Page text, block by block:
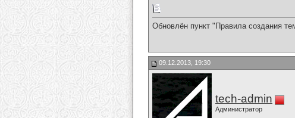
Обновлён пункт "Правила создания
09.12.2013, 19:30
tech-admin
Администратор